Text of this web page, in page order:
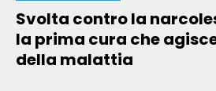
Svolta contro la
la prima cura che
della malattia